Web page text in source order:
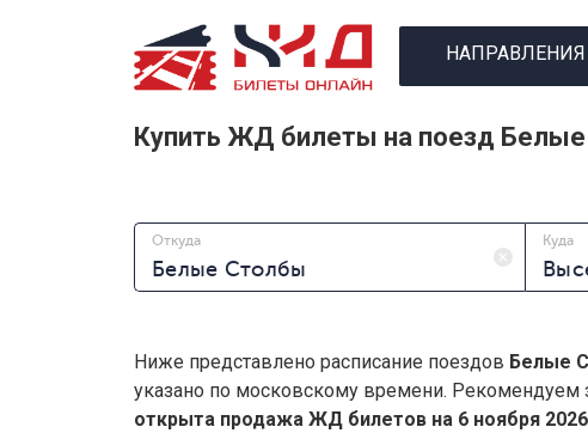
НАПРАВЛЕНИЯ
Купить ЖД билеты на поезд
Откуда Куда
Ниже представлено расписание поездов Белые
указано по московскому времени. Рекомендуем
открыта продажа ЖД билетов на 6 ноября